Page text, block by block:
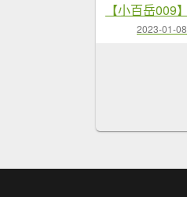
2023-01-08